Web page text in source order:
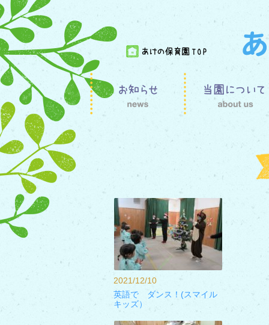
2021/12/10
英語で ダンス！(スマイル
キッズ）